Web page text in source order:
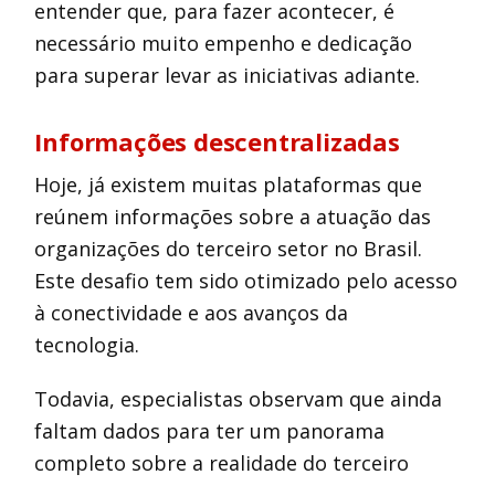
entender que, para fazer acontecer, é
necessário muito empenho e dedicação
para superar levar as iniciativas adiante.
Informações descentralizadas
Hoje, já existem muitas plataformas que
reúnem informações sobre a atuação das
organizações do terceiro setor no Brasil.
Este desafio tem sido otimizado pelo acesso
à conectividade e aos avanços da
tecnologia.
Todavia, especialistas observam que ainda
faltam dados para ter um panorama
completo sobre a realidade do terceiro